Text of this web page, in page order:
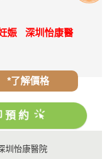
娠
深圳怡康醫
*了解價格
約
圳怡康醫院